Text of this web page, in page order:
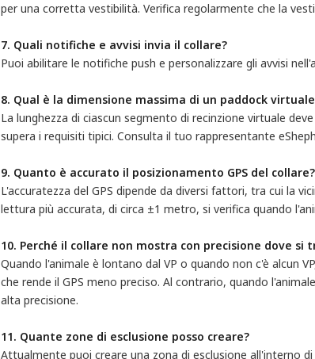
per una corretta vestibilità. Verifica regolarmente che la
7. Quali notifiche e avvisi invia il collare?
Puoi abilitare le notifiche push e personalizzare gli avvisi
8. Qual è la dimensione massima di un paddock
La lunghezza di ciascun segmento di recinzione virtuale
supera i requisiti tipici. Consulta il tuo rappresentante
9. Quanto è accurato il posizionamento GPS del collare?
L'accuratezza del GPS dipende da diversi fattori, tra cui la
lettura più accurata, di circa ±1 metro, si verifica quando
10. Perché il collare non mostra con precisione dove
Quando l'animale è lontano dal VP o quando non c'è alcun
che rende il GPS meno preciso. Al contrario, quando
alta precisione.
11. Quante zone di esclusione posso creare?
Attualmente puoi creare una zona di esclusione all'interno